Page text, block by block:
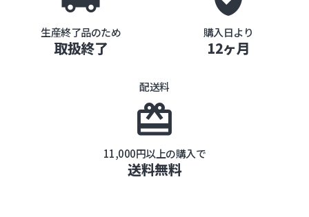
生産終了品のため
取扱終了
購入日より
12ヶ月
配送料
card_giftcard
11,000円以上の購入で
送料無料